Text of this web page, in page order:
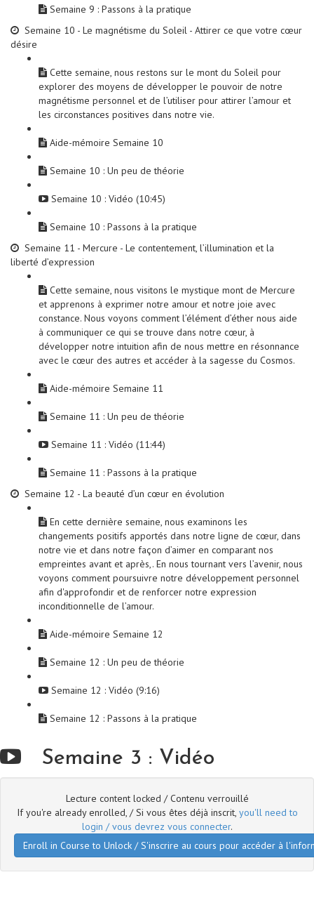
Semaine 9 : Passons à la pratique
Semaine 10 - Le magnétisme du Soleil - Attirer ce que votre cœur
désire
Cette semaine, nous restons sur le mont du Soleil pour
explorer des moyens de développer le pouvoir de notre
magnétisme personnel et de l’utiliser pour attirer l’amour et
les circonstances positives dans notre vie.
Aide-mémoire Semaine 10
Semaine 10 : Un peu de théorie
Semaine 10 : Vidéo (10:45)
Semaine 10 : Passons à la pratique
Semaine 11 - Mercure - Le contentement, l’illumination et la
liberté d’expression
Cette semaine, nous visitons le mystique mont de Mercure
et apprenons à exprimer notre amour et notre joie avec
constance. Nous voyons comment l’élément d’éther nous aide
à communiquer ce qui se trouve dans notre cœur, à
développer notre intuition afin de nous mettre en résonnance
avec le cœur des autres et accéder à la sagesse du Cosmos.
Aide-mémoire Semaine 11
Semaine 11 : Un peu de théorie
Semaine 11 : Vidéo (11:44)
Semaine 11 : Passons à la pratique
Semaine 12 - La beauté d’un cœur en évolution
En cette dernière semaine, nous examinons les
changements positifs apportés dans notre ligne de cœur, dans
notre vie et dans notre façon d’aimer en comparant nos
empreintes avant et après,. En nous tournant vers l’avenir, nous
voyons comment poursuivre notre développement personnel
afin d'approfondir et de renforcer notre expression
inconditionnelle de l’amour.
Aide-mémoire Semaine 12
Semaine 12 : Un peu de théorie
Semaine 12 : Vidéo (9:16)
Semaine 12 : Passons à la pratique
Semaine 3 : Vidéo
Lecture content locked / Contenu verrouillé
If you're already enrolled, / Si vous êtes déjà inscrit, you'll need to
login / vous devrez vous connecter.
Enroll in Course to Unlock / S'inscrire au cours pour accéder à